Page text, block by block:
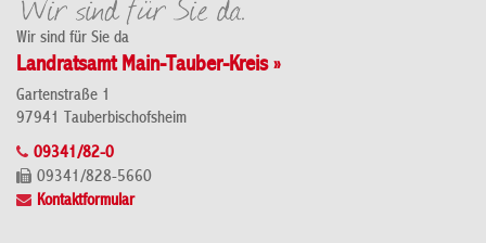
Wir sind für Sie da
Landratsamt Main-Tauber-Kreis »
Gartenstraße 1
97941 Tauberbischofsheim
09341/82-0
09341/828-5660
Kontaktformular